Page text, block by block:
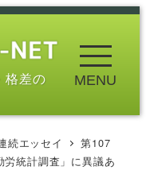
格差の MENU
続エッセイ
第107
統計調査」に異議あ